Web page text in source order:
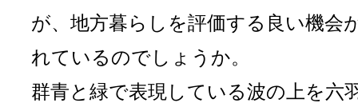
が、地方暮らしを評価する良い機会
れているのでしょうか。
群青と緑で表現している波の上を六